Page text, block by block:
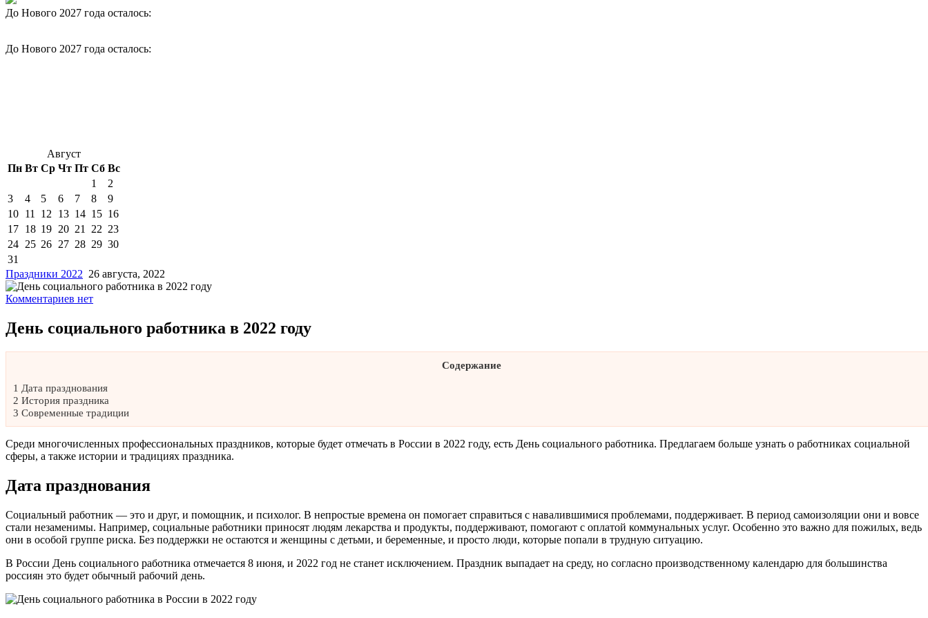
До Нового 2027 года осталось:
До Нового 2027 года осталось:
Август
Пн Вт Ср Чт Пт Сб Вс
1
2
3
4 5 6 7 8
9
10 11 12 13 14 15 16
17 18 19 20 21 22 23
24 25 26 27 28 29 30
31
Праздники 2022 26 августа, 2022
Комментариев нет
День социального работника в 2022 году
Содержание
1 Дата празднования
2 История праздника
3 Современные традиции
Среди многочисленных профессиональных праздников, которые будет отмечать в России в 2022 году, есть День социального работника. Предлагаем больше узнать о работниках социальной
сферы, а также истории и традициях праздника.
Дата празднования
Социальный работник — это и друг, и помощник, и психолог. В непростые времена он помогает справиться с навалившимися проблемами, поддерживает. В период самоизоляции они и вовсе
стали незаменимы. Например, социальные работники приносят людям лекарства и продукты, поддерживают, помогают с оплатой коммунальных услуг. Особенно это важно для пожилых, ведь
они в особой группе риска. Без поддержки не остаются и женщины с детьми, и беременные, и просто люди, которые попали в трудную ситуацию.
В России День социального работника отмечается 8 июня, и 2022 год не станет исключением. Праздник выпадает на среду, но согласно производственному календарю для большинства
россиян это будет обычный рабочий день.